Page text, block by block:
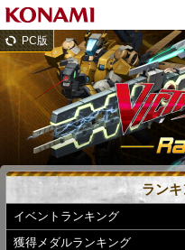
PC版
ラン
イベントランキング
獲得メダルランキング